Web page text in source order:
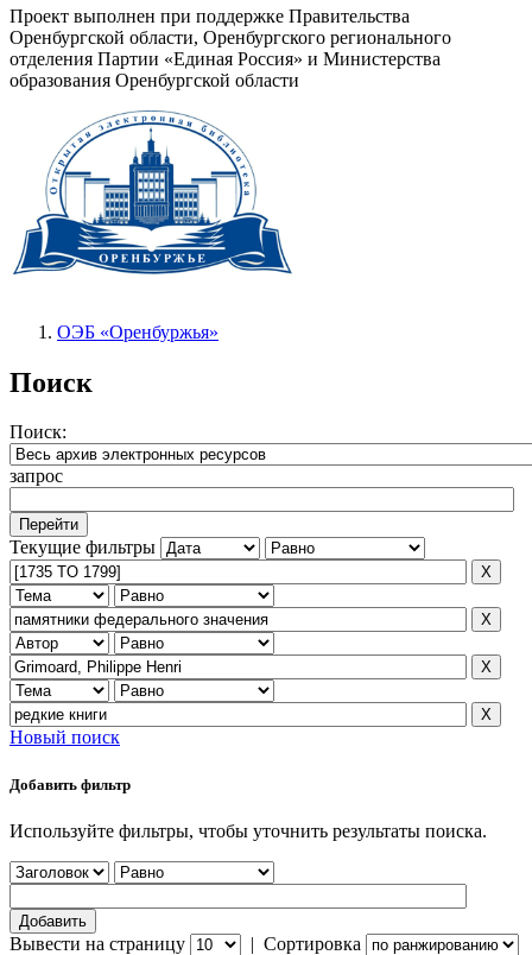
Проект выполнен при поддержке Правительства
Оренбургской области, Оренбургского регионального
отделения Партии «Единая Россия» и Министерства
образования Оренбургской области
ОЭБ «Оренбуржья»
Поиск
Поиск:
запрос
Текущие фильтры
Новый поиск
Добавить фильтр
Используйте фильтры, чтобы уточнить результаты поиска.
Вывести на страницу | Сортировка